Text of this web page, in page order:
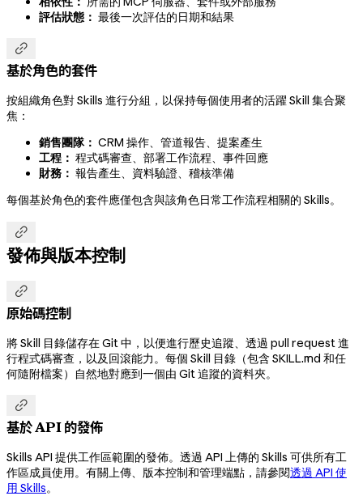
評估狀態： 最後一次評估的日期和結果

基於角色的套件
按組織角色對 Skills 進行分組，以保持每個使用者的活躍 Skill 集合聚
焦：
銷售團隊： CRM 操作、管道報告、提案產生
工程： 程式碼審查、部署工作流程、事件回應
財務： 報告產生、資料驗證、稽核準備
每個基於角色的套件應僅包含與該角色日常工作流程相關的 Skills。

發佈與版本控制

原始碼控制
將 Skill 目錄儲存在 Git 中，以便進行歷史追蹤、透過 pull request 進
行程式碼審查，以及回滾能力。每個 Skill 目錄（包含 SKILL.md 和任
何隨附檔案）自然地對應到一個由 Git 追蹤的資料夾。

基於 API 的發佈
Skills API 提供工作區範圍的發佈。透過 API 上傳的 Skills 可供所有工
作區成員使用。有關上傳、版本控制和管理端點，請參閱透過 API 使
用 Skills。